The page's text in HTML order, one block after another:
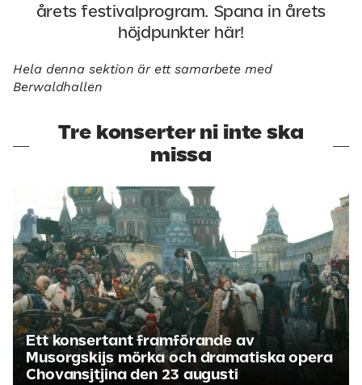
årets festivalprogram. Spana in årets
höjdpunkter här!
Hela denna sektion är ett samarbete med
Berwaldhallen
Tre konserter ni inte ska
missa
Ett konsertant framförande av
Musorgskijs mörka och dramatiska opera
Chovansjtjina den 23 augusti